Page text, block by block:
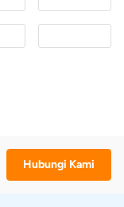
Hubungi Kami